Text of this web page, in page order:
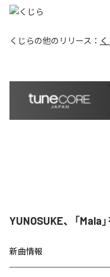
くじらの他のリリース：
YUNOSUKE、「Mala
新曲情報